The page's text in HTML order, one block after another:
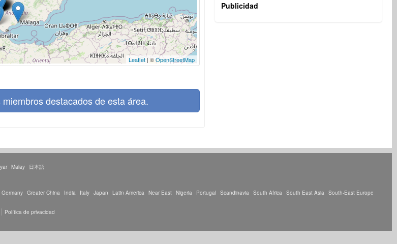
Leaflet | ©OpenStreetMap
destacados de esta área.
Publicidad
Malay 日本語
Germany Greater China India Italy Japan Latin America Near East Nigeria Portugal Scandinavia South Africa South East Asia South-East Europe
Política de privacidad